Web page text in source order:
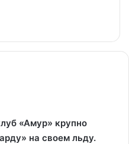
«Амур» крупно
на своем льду.